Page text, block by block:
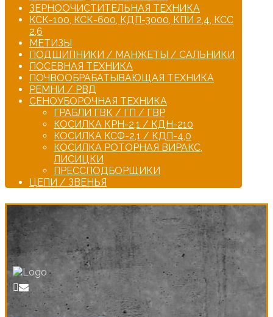
ЗЕРНООЧИСТИТЕЛЬНАЯ ТЕХНИКА
КСК-100, КСК-600, КДП-3000, КПИ 2,4, КСС
2,6
МЕТИЗЫ
ПОДШИПНИКИ / МАНЖЕТЫ / САЛЬНИКИ
ПОСЕВНАЯ ТЕХНИКА
ПОЧВООБРАБАТЫВАЮЩАЯ ТЕХНИКА
РЕМНИ / РВД
СЕНОУБОРОЧНАЯ ТЕХНИКА
ГРАБЛИ ГВК / ГП / ГВР
КОСИЛКА КРН-2,1 / КДН-210
КОСИЛКА КСФ-2,1 / КДП-4,0
КОСИЛКА РОТОРНАЯ ВИРАКС,
ЛИСИЦКИ
ПРЕССПОДБОРЩИКИ
ЦЕПИ / ЗВЕНЬЯ